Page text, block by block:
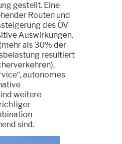
gestellt. Eine
Routen und
des ÖV
Auswirkungen.
als 30% der
resultiert
autonomes
weitere
sind.